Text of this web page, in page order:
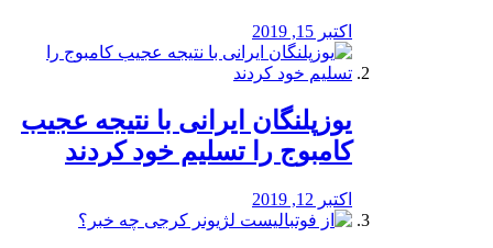
اکتبر 15, 2019
یوزپلنگان ایرانی با نتیجه عجیب
کامبوج را تسلیم خود کردند
اکتبر 12, 2019